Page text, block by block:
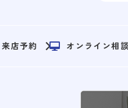
来店予約 オンライン相談